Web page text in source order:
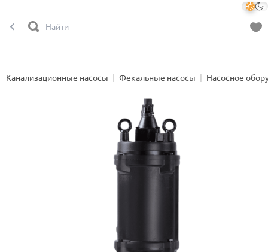
Канализационные насосы Фекальные насосы Насосное